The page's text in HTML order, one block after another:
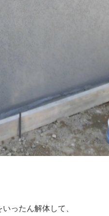
いったん解体して、